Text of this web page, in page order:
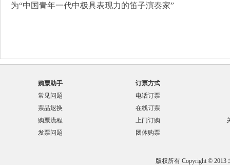
为“中国青年一代中极具表现力的笛子演奏家”
购票助手
常见问题
票品退换
购票流程
发票问题
订票方式
电话订票
在线订票
上门订购
团体购票
版权所有 Copyright © 2013